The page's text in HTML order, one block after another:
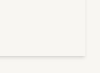
nördlichen